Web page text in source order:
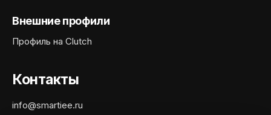
Внешние профили
Профиль на Clutch
Контакты
info@smartiee.ru